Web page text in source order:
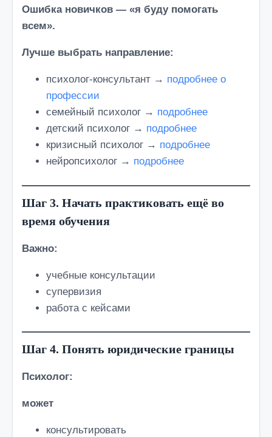
Ошибка новичков — «я буду помогать
всем».
Лучше выбрать направление:
психолог-консультант → подробнее о
профессии
семейный психолог → подробнее
детский психолог → подробнее
кризисный психолог → подробнее
нейропсихолог → подробнее
Шаг 3. Начать практиковать ещё во
время обучения
Важно:
учебные консультации
супервизия
работа с кейсами
Шаг 4. Понять юридические границы
Психолог:
может
консультировать